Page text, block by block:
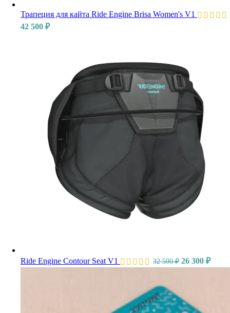
Трапеция для кайта Ride Engine Brisa Women's V1
42 500 ₽
Ride Engine Contour Seat V1 32 500₽ 26 300 ₽